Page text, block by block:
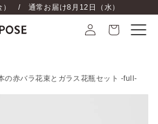
/ 通常お届け8月12日（水）
の赤バラ花束とガラス花瓶セット ‐full‐